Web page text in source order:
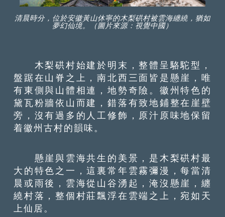
清晨時分，位於安徽黃山休寧的木梨硔村被雲海纏繞，猶如
夢幻仙境。（圖片來源：視覺中國）
木梨硔村始建於明末，整體呈駱駝型，
盤踞在山脊之上，南北西三面皆是懸崖，唯
有東側與山體相連，地勢奇險。徽州特色的
黛瓦粉牆依山而建，錯落有致地鋪整在崖壁
旁，沒有過多的人工修飾，原汁原味地保留
着徽州古村的韻味。
懸崖與雲海共生的美景，是木梨硔村最
大的特色之一，這裏常年雲霧彌漫，每當清
晨或雨後，雲海從山谷湧起，淹沒懸崖，纏
繞村落，整個村莊飄浮在雲端之上，宛如天
上仙居。